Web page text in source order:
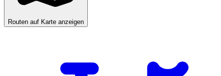
Routen auf Karte anzeigen